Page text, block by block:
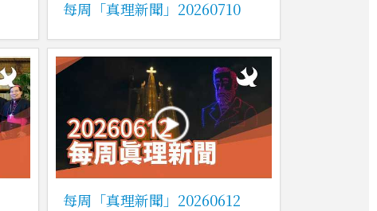
每周「真理新聞」20260710
每周「真理新聞」20260612